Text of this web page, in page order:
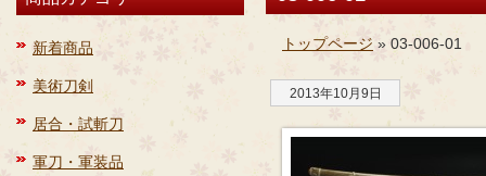
新着商品
美術刀剣
居合・試斬刀
軍刀・軍装品
トップページ » 03-006-01
2013年10月9日